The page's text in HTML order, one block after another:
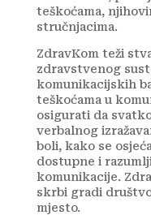
teškoćama,
stručnjacima.
ZdravKom teži
zdravstvenog
komunikacijskih
teškoćama u
osigurati da
verbalnog
boli, kako se
dostupne i
komunikacije.
skrbi gradi
mjesto.